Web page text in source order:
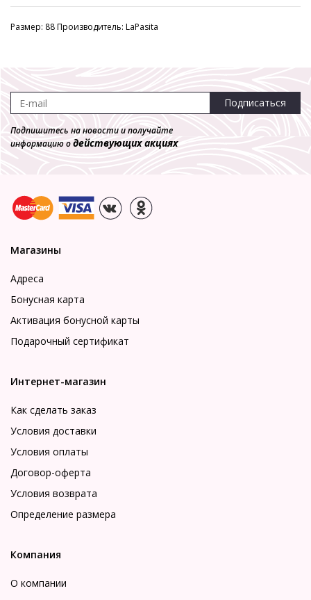
Размер: 88 Производитель: LaPasita
Подписаться
Подпишитесь на новости и получайте
информацию одействующих акциях
Магазины
Адреса
Бонусная карта
Активация бонусной карты
Подарочный сертификат
Интернет-магазин
Как сделать заказ
Условия доставки
Условия оплаты
Договор-оферта
Условия возврата
Определение размера
Компания
О компании